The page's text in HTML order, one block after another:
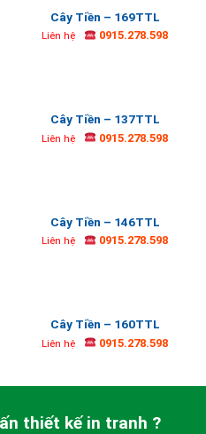
Cây Tiền – 169TTL
Liên hệ 0915.278.598
Cây Tiền – 137TTL
Liên hệ 0915.278.598
Cây Tiền – 146TTL
Liên hệ 0915.278.598
Cây Tiền – 160TTL
Liên hệ 0915.278.598
thiết kế in tranh ?